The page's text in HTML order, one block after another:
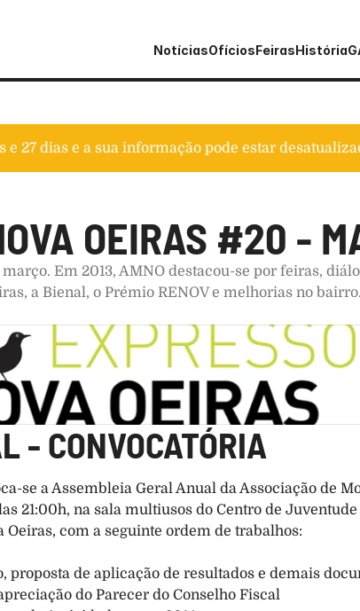
NotíciasOfíciosFeirasHistória
e 27 dias e a sua informação pode estar
OEIRAS #20 -
Em 2013, AMNO destacou-se por feiras,
a Bienal, o Prémio RENOV e melhorias no
- CONVOCATÓRIA
se a Assembleia Geral Anual da Associação de
21:00h, na sala multiusos do Centro de Juventude
com a seguinte ordem de trabalhos:
proposta de aplicação de resultados e demais
do Parecer do Conselho Fiscal